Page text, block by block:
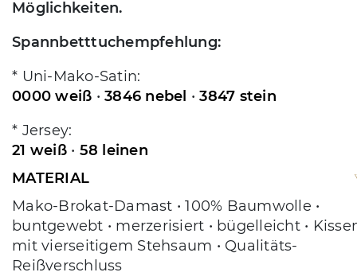
Möglichkeiten.
Spannbetttuchempfehlung:
* Uni-Mako-Satin:
0000 weiß • 3846 nebel •3847 stein
* Jersey:
21 weiß• 58 leinen
MATERIAL
Mako-Brokat-Damast • 100% Baumwolle •
buntgewebt • merzerisiert • bügelleicht •
mit vierseitigem Stehsaum • Qualitäts-
Reißverschluss